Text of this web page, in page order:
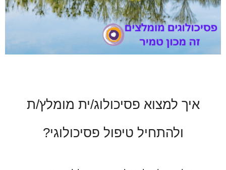
איך למצוא פסיכולוג/ית מומלץ/ת
ולהתחיל טיפול פסיכולוגי?